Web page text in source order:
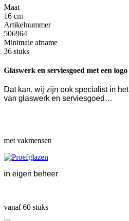
Maat
16 cm
Artikelnummer
506964
Minimale afname
36 stuks
Glaswerk en serviesgoed met een
Dat kan, wij zijn ook specialist in
van glaswerk en serviesgoed…
met vakmensen
in eigen beheer
vanaf 60 stuks